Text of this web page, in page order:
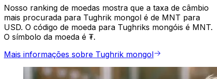
Nosso ranking de moedas mostra que a taxa de câmbio
mais procurada para Tughrik mongol é de MNT para
USD. O código de moeda para Tughriks mongóis é MNT.
O símbolo da moeda é ₮.
Mais informações sobre Tughrik mongol